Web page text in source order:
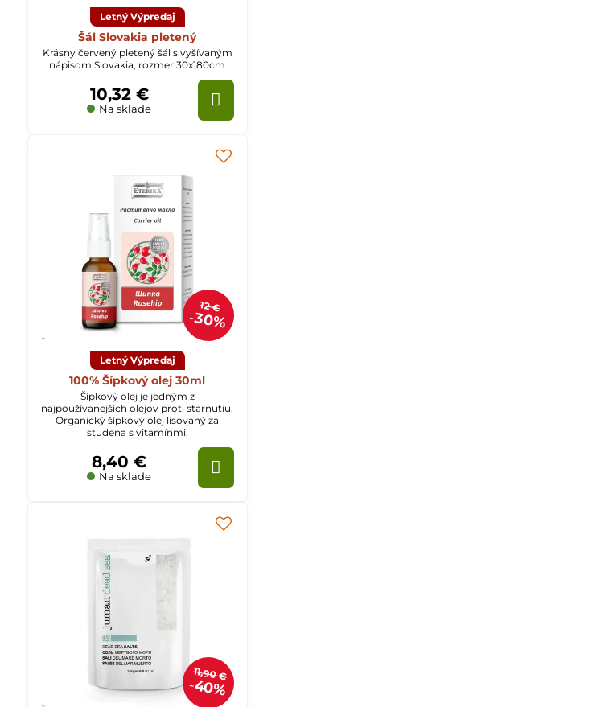
Letný Výpredaj
Šál Slovakia pletený
Krásny červený pletený šál s vyšívaným
nápisom Slovakia, rozmer 30x180cm
Na sklade
10,32 €
12 €
30%
Letný Výpredaj
100% Šípkový olej 30ml
Šípkový olej je jedným z
najpoužívanejších olejov proti starnutiu.
Organický šípkový olej lisovaný za
studena s vitamínmi.
Na sklade
8,40 €
11,90 €
40%